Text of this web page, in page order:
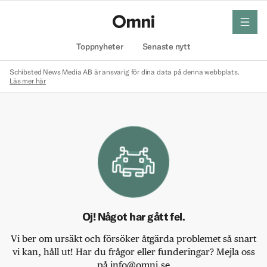
Toppnyheter Senaste nytt
meny
Schibsted News Media AB är ansvarig för dina data på denna webbplats.
Läs mer här
Oj! Något har gått fel.
Vi ber om ursäkt och försöker åtgärda problemet så snart
vi kan, håll ut! Har du frågor eller funderingar? Mejla oss